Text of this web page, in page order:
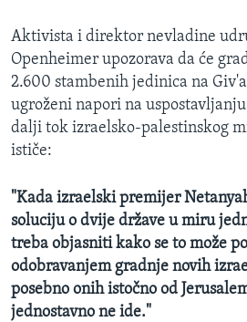
Aktivista i direktor nevladine
Openheimer upozorava da će
2.600 stambenih jedinica na
ugroženi napori na
dalji tok izraelsko-palestinskog
ističe:
"Kada izraelski premijer
soluciju o dvije države u miru
treba objasniti kako se to može
odobravanjem gradnje novih
posebno onih istočno od
jednostavno ne ide."